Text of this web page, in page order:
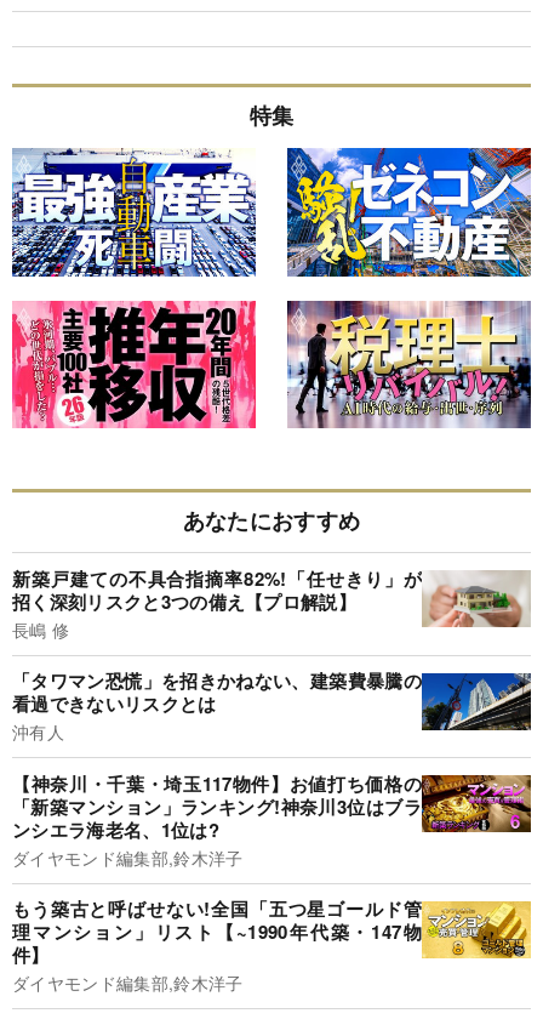
特集
あなたにおすすめ
新築戸建ての不具合指摘率82%!「任せきり」が
招く深刻リスクと3つの備え【プロ解説】
長嶋 修
「タワマン恐慌」を招きかねない、建築費暴騰の
看過できないリスクとは
沖有人
【神奈川・千葉・埼玉117物件】お値打ち価格の
「新築マンション」ランキング!神奈川3位はブラ
ンシエラ海老名、1位は?
ダイヤモンド編集部,鈴木洋子
もう築古と呼ばせない!全国「五つ星ゴールド管
理マンション」リスト【~1990年代築・147物
件】
ダイヤモンド編集部,鈴木洋子